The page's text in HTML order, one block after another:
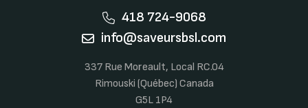
418 724-9068
info@saveursbsl.com
337 Rue Moreault, Local RC.04
Rimouski (Québec) Canada
G5L 1P4